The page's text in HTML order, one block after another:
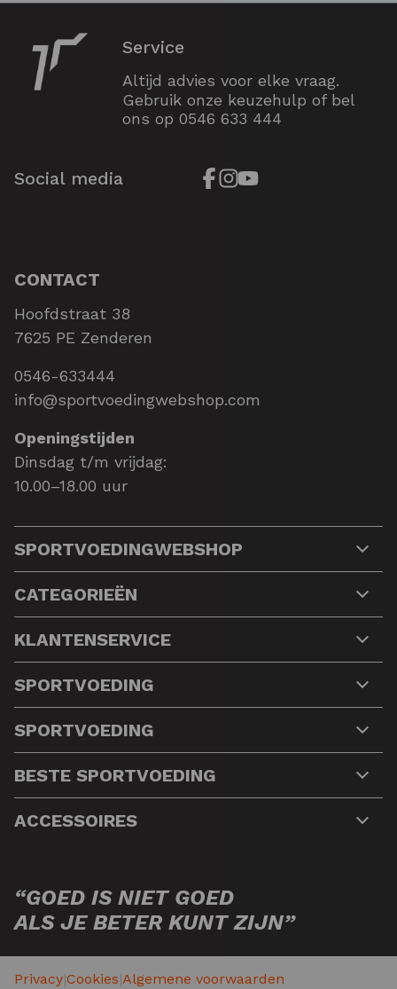
Service
Altijd advies voor elke vraag.
Gebruik onze keuzehulp of bel
ons op 0546 633 444
Social media
CONTACT
Hoofdstraat 38
7625 PE Zenderen
0546-633444
info@sportvoedingwebshop.com
Openingstijden
Dinsdag t/m vrijdag:
10.00–18.00 uur
SPORTVOEDINGWEBSHOP
CATEGORIEËN
KLANTENSERVICE
SPORTVOEDING
SPORTVOEDING
BESTE SPORTVOEDING
ACCESSOIRES
“GOED IS NIET GOED
ALS JE BETER KUNT ZIJN”
Privacy|Cookies|Algemene voorwaarden